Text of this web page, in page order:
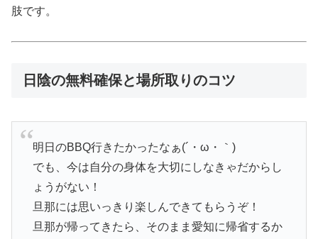
肢です。
日陰の無料確保と場所取りのコツ
明日のBBQ行きたかったなぁ(´・ω・｀)
でも、今は自分の身体を大切にしなきゃだからし
ょうがない！
旦那には思いっきり楽しんできてもらうぞ！
旦那が帰ってきたら、そのまま愛知に帰省するか